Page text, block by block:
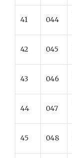
41 044
42 045
43 046
44 047
45 048